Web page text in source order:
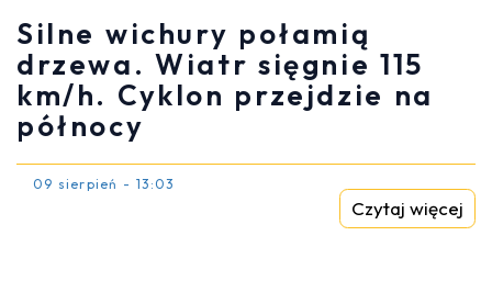
Silne wichury połamią
drzewa. Wiatr sięgnie 115
km/h. Cyklon przejdzie na
północy
09 sierpień - 13:03
Czytaj więcej